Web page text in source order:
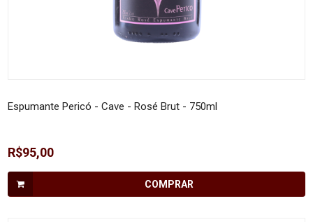
Espumante Pericó - Cave - Rosé Brut - 750ml
R$95,00
COMPRAR